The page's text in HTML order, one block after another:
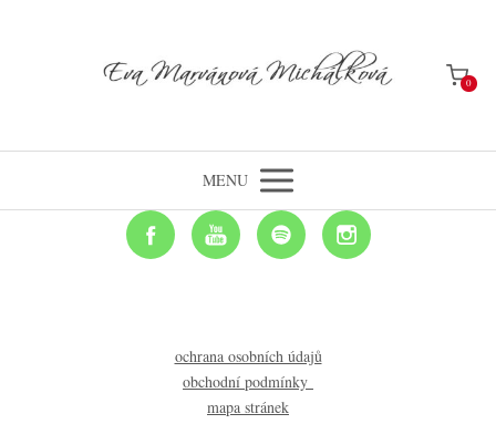
0
MENU
ochrana osobních údajů
obchodní podmínky
mapa stránek